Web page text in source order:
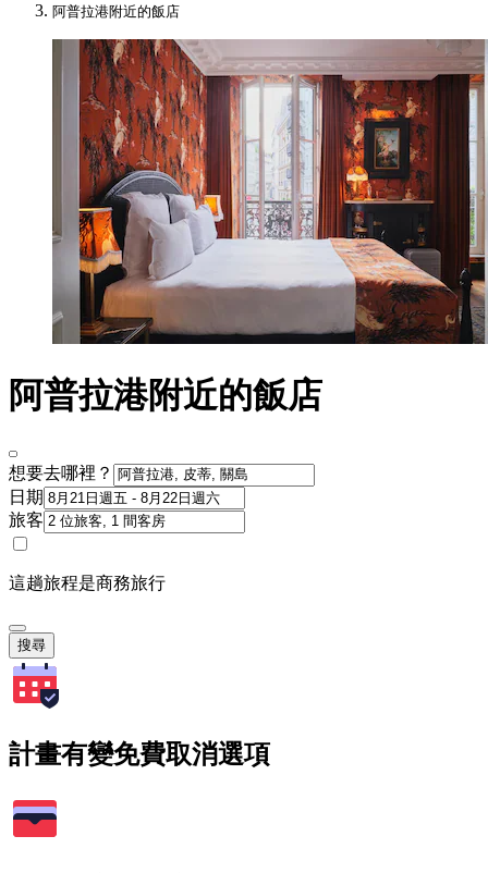
阿普拉港附近的飯店
阿普拉港附近的飯店
想要去哪裡？
日期
旅客
這趟旅程是商務旅行
搜尋
計畫有變免費取消選項